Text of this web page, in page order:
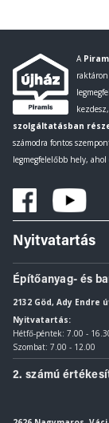
A
kezdesz,
szolgáltatásban
számodra fontos
legmegfelelőbb hely,
Nyitvatartás
Építőanyag- és
2132 Göd, Ady Endre
Nyitvatartás:
Hétfő-péntek: 7.00 -
Szombat: 7.00 - 12.00
2. számú